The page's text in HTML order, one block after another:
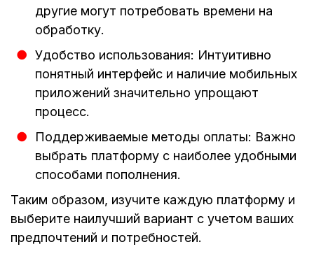
другие могут потребовать времени на
обработку.
Удобство использования: Интуитивно
понятный интерфейс и наличие мобильных
приложений значительно упрощают
процесс.
Поддерживаемые методы оплаты: Важно
выбрать платформу с наиболее удобными
способами пополнения.
Таким образом, изучите каждую платформу и
выберите наилучший вариант с учетом ваших
предпочтений и потребностей.